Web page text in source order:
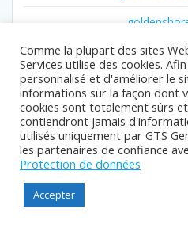
gr2
gr3
gr5
Comme la plupart des sites
Services utilise des cookies.
personnalisé et d'améliorer le
informations sur la façon dont
cookies sont totalement sûrs
contiendront jamais
utilisés uniquement par GTS
les partenaires de confiance
Protection de données
Accepter